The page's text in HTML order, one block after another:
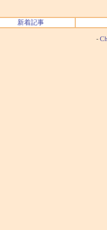
新着記事
-